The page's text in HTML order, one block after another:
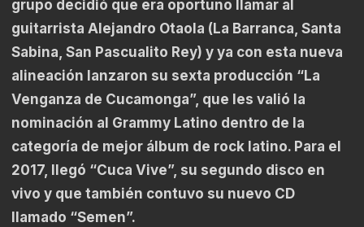
grupo decidió que era oportuno llamar al
guitarrista Alejandro Otaola (La Barranca, Santa
Sabina, San Pascualito Rey) y ya con esta nueva
alineación lanzaron su sexta producción “La
Venganza de Cucamonga”, que les valió la
nominación al Grammy Latino dentro de la
categoría de mejor álbum de rock latino. Para el
2017, llegó “Cuca Vive”, su segundo disco en
vivo y que también contuvo su nuevo CD
llamado “Semen”.